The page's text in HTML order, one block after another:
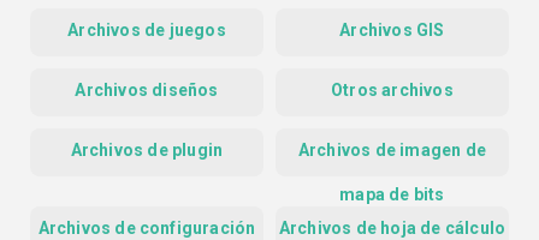
Archivos de juegos Archivos GIS
Archivos diseños Otros archivos
Archivos de plugin Archivos de imagen de
mapa de bits
Archivos de configuración
Archivos de hoja de cálculo